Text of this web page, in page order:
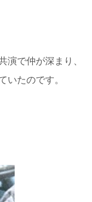
演で仲が深まり、
いたのです。